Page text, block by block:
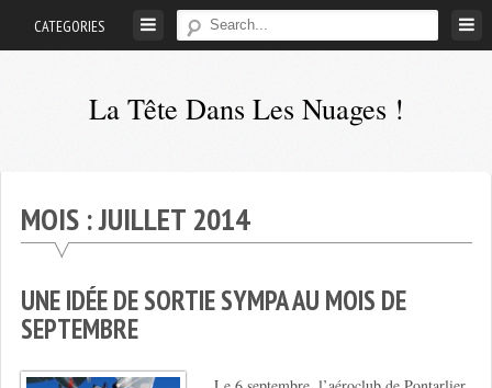
CATEGORIES
La Tête Dans Les Nuages !
petit
privé
;-)
MOIS :JUILLET 2014
UNE IDÉE DE SORTIE SYMPA AU MOIS DE
SEPTEMBRE